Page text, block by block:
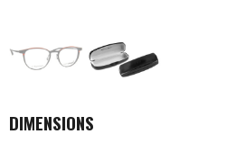
DIMENSIONS